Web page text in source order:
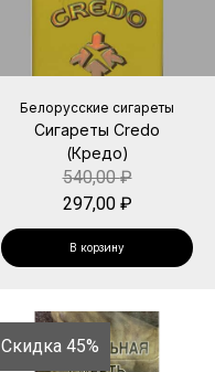
Белорусские сигареты
Сигареты Credo
(Кредо)
540,00₽
297,00 ₽
В корзину
Скидка 45%